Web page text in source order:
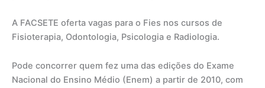
A FACSETE oferta vagas para o Fies nos cursos de
Fisioterapia, Odontologia, Psicologia e Radiologia.
Pode concorrer quem fez uma das edições do Exame
Nacional do Ensino Médio (Enem) a partir de 2010, com